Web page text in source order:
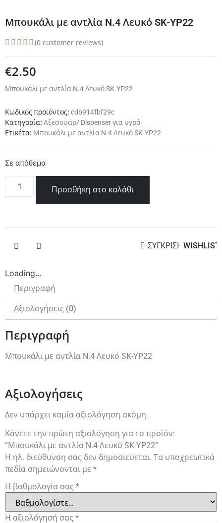
Μπουκάλι με αντλία N.4 Λευκό SK-YP22
(0 customer reviews)
€2.50
Μπουκάλι με αντλία N.4 Λευκό SK-YP22
Κωδικός προϊόντος: cdb914fbf29c
Κατηγορία: Αξεσουάρ/ Dispenser για υγρά
Ετικέτα: Μπουκάλι με αντλία N.4 Λευκό SK-YP22
Σε απόθεμα
Προσθήκη στο καλάθι
ΣΥΓΚΡΙΣΗ WISHLIST
Loading...
Περιγραφή
Αξιολογήσεις (0)
Περιγραφή
Μπουκάλι με αντλία N.4 Λευκό SK-YP22
Αξιολογήσεις
Δεν υπάρχει καμία αξιολόγηση ακόμη.
Κάνετε την πρώτη αξιολόγηση για το προϊόν:
“Μπουκάλι με αντλία N.4 Λευκό SK-YP22”
Η ηλ. διεύθυνση σας δεν δημοσιεύεται. Τα υποχρεωτικά
πεδία σημειώνονται με *
Η βαθμολογία σας *
Η αξιολόγησή σας *